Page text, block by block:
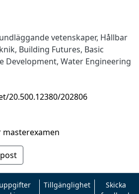
vetenskaper, Hållbar
, Building Futures, Basic
Development, Water Engineering
20.500.12380/202806
masterexamen
Tillgänglighet
Skicka